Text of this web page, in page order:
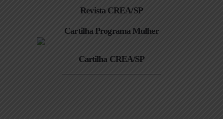
Revista CREA/SP
Cartilha Programa Mulher
Cartilha CREA/SP